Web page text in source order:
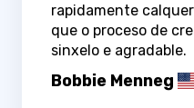
rapidamente
que o proceso de
sinxelo e agradable.
Bobbie Menneg